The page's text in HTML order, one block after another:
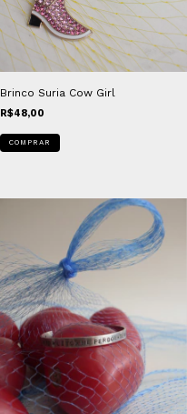
Brinco Suria Cow Girl
R$48,00
COMPRAR